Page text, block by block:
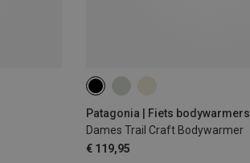
Patagonia | Fiets bodywarmers
Dames Trail Craft Bodywarmer
€ 119,95
XS S